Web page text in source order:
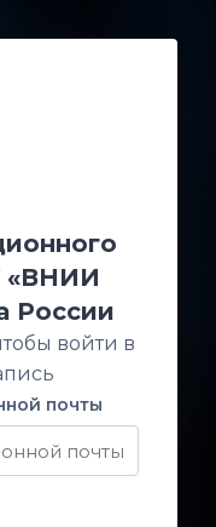
«ВНИИ
России
войти в
почты
почты